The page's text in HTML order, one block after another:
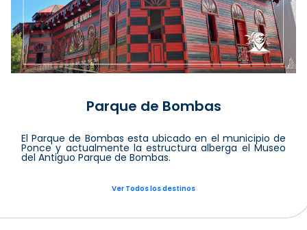
Parque de Bombas
El Parque de Bombas esta ubicado en el municipio de
Ponce y actualmente la estructura alberga el Museo
del Antiguo Parque de Bombas.
Ver Todos los destinos